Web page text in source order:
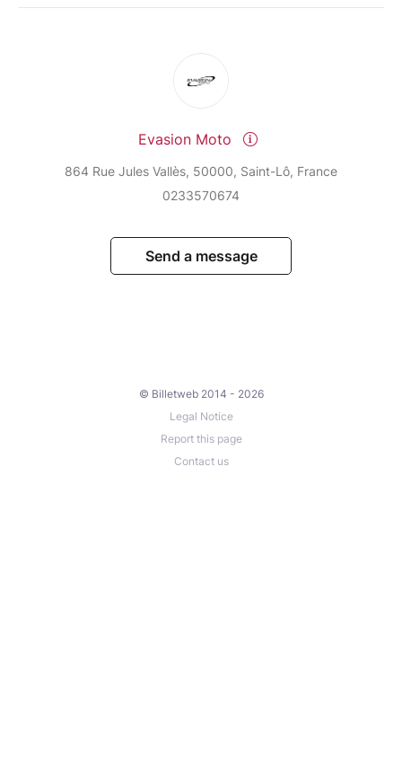
Evasion Moto
864 Rue Jules Vallès, 50000, Saint-Lô, France
0233570674
Send a message
© Billetweb 2014 - 2026
Legal Notice
Report this page
Contact us